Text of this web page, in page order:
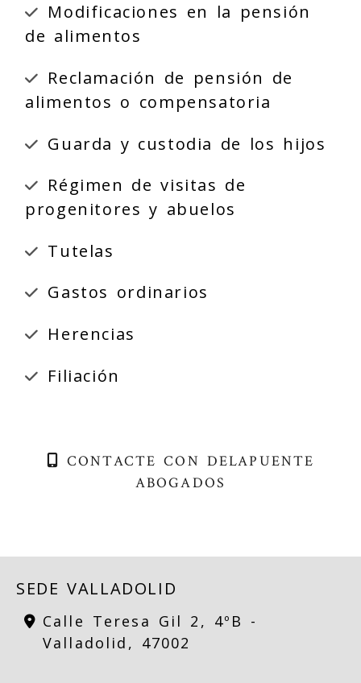
Modificaciones en la pensión
de alimentos
Reclamación de pensión de
alimentos o compensatoria
Guarda y custodia de los hijos
Régimen de visitas de
progenitores y abuelos
Tutelas
Gastos ordinarios
Herencias
Filiación
CONTACTE CON DELAPUENTE
ABOGADOS
SEDE VALLADOLID
Calle Teresa Gil 2, 4ºB -
Valladolid, 47002